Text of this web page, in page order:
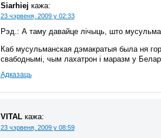
Siarhiej кажа:
23 чэрвеня, 2009 у 02:33
Рэд.: А таму давайце лічыць, што
Каб мусульманская дэмакратыя была ня
свабоднымі, чым лахатрон і маразм у
Адказаць
VITAL кажа:
23 чэрвеня, 2009 у 08:59